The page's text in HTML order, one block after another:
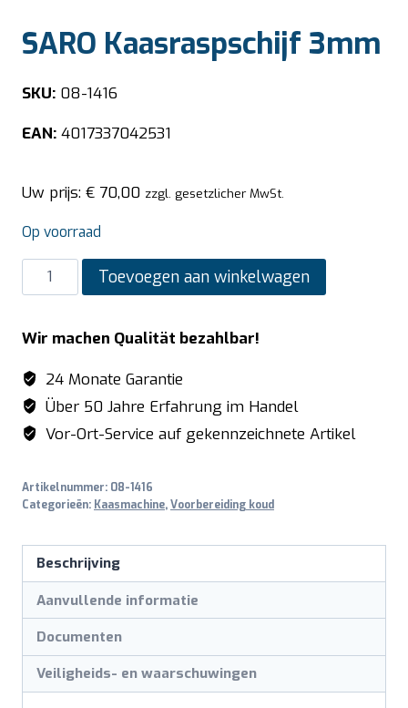
SARO Kaasraspschijf 3mm
SKU: 08-1416
EAN: 4017337042531
Uw prijs: € 70,00 zzgl. gesetzlicher MwSt.
Op voorraad
SARO
Kaasraspschijf
aantal
Toevoegen aan winkelwagen
Wir machen Qualität bezahlbar!
24 Monate Garantie
Über 50 Jahre Erfahrung im Handel
Vor-Ort-Service auf gekennzeichnete Artikel
Artikelnummer: 08-1416
Categorieën: Kaasmachine,Voorbereiding koud
Beschrijving
Aanvullende informatie
Documenten
Veiligheids- en waarschuwingen